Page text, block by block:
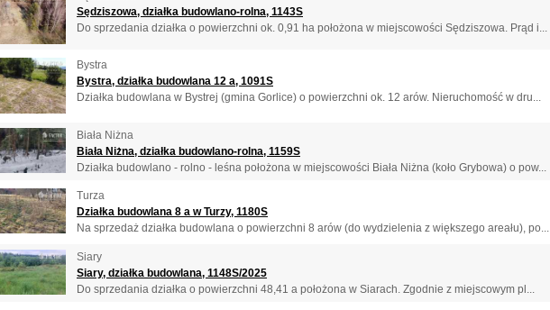
Sędziszowa, działka budowlano-rolna, 1143S
Do sprzedania działka o powierzchni ok. 0,91 ha położona w miejscowości Sędziszowa. Prąd i...
Bystra
Bystra, działka budowlana 12 a, 1091S
Działka budowlana w Bystrej (gmina Gorlice) o powierzchni ok. 12 arów. Nieruchomość w dru...
Biała Niżna
Biała Niżna, działka budowlano-rolna, 1159S
Działka budowlano - rolno - leśna położona w miejscowości Biała Niżna (koło Grybowa) o pow...
Turza
Działka budowlana 8 a w Turzy, 1180S
Na sprzedaż działka budowlana o powierzchni 8 arów (do wydzielenia z większego areału), po...
Siary
Siary, działka budowlana, 1148S/2025
Do sprzedania działka o powierzchni 48,41 a położona w Siarach. Zgodnie z miejscowym pl...